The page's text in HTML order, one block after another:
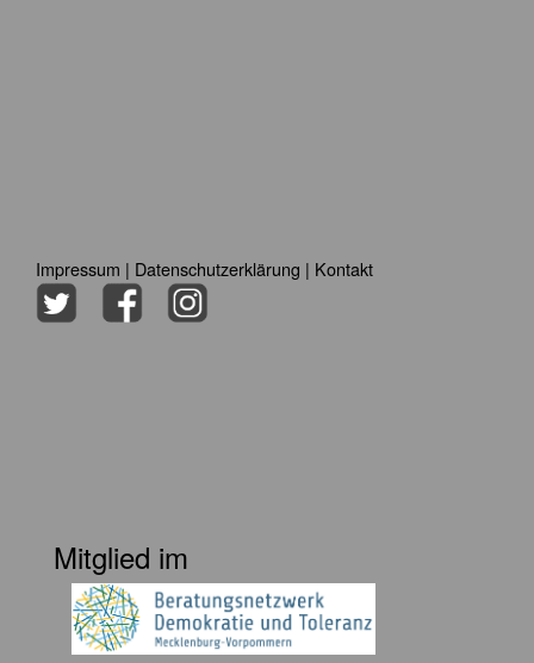
Impressum | Datenschutzerklärung | Kontakt
Mitglied im